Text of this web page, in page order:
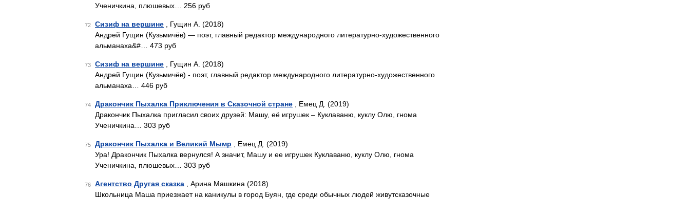
Ученичкина, плюшевых… 256 руб
72 Сизиф на вершине , Гущин А. (2018)
Андрей Гущин (Кузьмичёв) — поэт, главный редактор международного литературно-художественного
альманаха&#… 473 руб
73 Сизиф на вершине , Гущин А. (2018)
Андрей Гущин (Кузьмичёв) - поэт, главный редактор международного литературно-художественного
альманаха… 446 руб
74 Дракончик Пыхалка Приключения в Сказочной стране , Емец Д. (2019)
Дракончик Пыхалка пригласил своих друзей: Машу, её игрушек – Куклаваню, куклу Олю, гнома
Ученичкина… 303 руб
75 Дракончик Пыхалка и Великий Мымр , Емец Д. (2019)
Ура! Дракончик Пыхалка вернулся! А значит, Машу и ее игрушек Куклаваню, куклу Олю, гнома
Ученичкина, плюшевых… 303 руб
76 Агентство Другая сказка , Арина Машкина (2018)
Школьница Маша приезжает на каникулы в город Буян, где среди обычных людей живутсказочные